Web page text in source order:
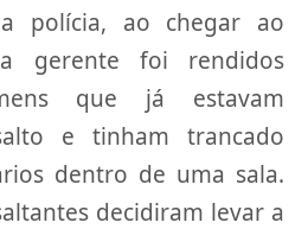
polícia, ao chegar ao
a gerente foi rendidos
que já estavam
e tinham trancado
dentro de uma sala.
decidiram levar a